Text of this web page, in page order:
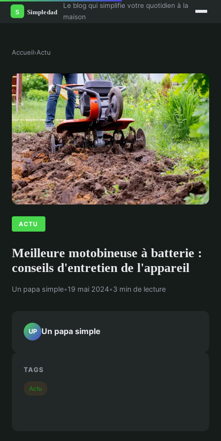
Le blog qui simplifie votre quotidien à la
maison
Accueil›Actu
ACTU
Meilleure motobineuse à batterie :
conseils d'entretien de l'appareil
Un papa simple•19 mai 2024•3 min de lecture
UP Un papa simple
TAGS
Actu